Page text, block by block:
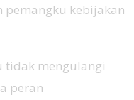
kebijakan
tidak mengulangi
peran